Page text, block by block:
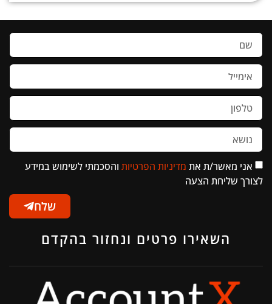
אני מאשר/ת את מדיניות הפרטיות והסכמתי לשימוש במידע
לצורך שליחת הצעה
שלח
השאירו פרטים ונחזור בהקדם